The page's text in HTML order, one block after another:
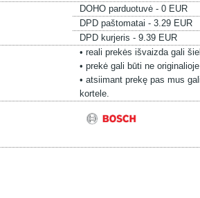
DOHO parduotuvė - 0 EUR
DPD paštomatai - 3.29 EUR
DPD kurjeris - 9.39 EUR
• reali prekės išvaizda gali
• prekė gali būti ne
• atsiimant prekę pas mus
kortele.